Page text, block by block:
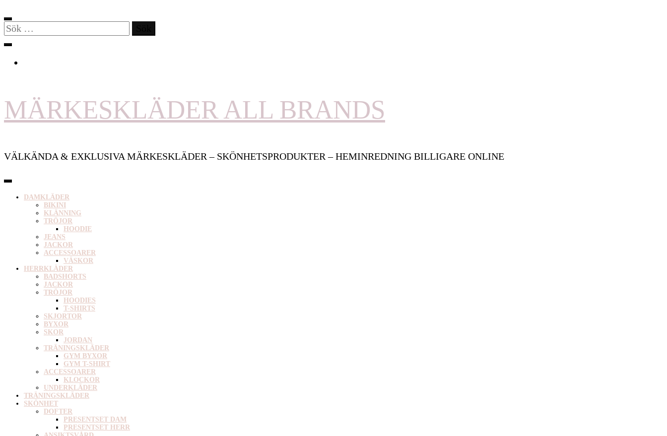
Sök
efter:
MÄRKESKLÄDER ALL BRANDS
VÄLKÄNDA & EXKLUSIVA MÄRKESKLÄDER – SKÖNHETSPRODUKTER – HEMINREDNING BILLIGARE ONLINE
DAMKLÄDER
BIKINI
KLÄNNING
TRÖJOR
HOODIE
JEANS
JACKOR
ACCESSOARER
VÄSKOR
HERRKLÄDER
BADSHORTS
JACKOR
TRÖJOR
HOODIES
T-SHIRTS
SKJORTOR
BYXOR
SKOR
JORDAN
TRÄNINGSKLÄDER
GYM BYXOR
GYM T-SHIRT
ACCESSOARER
KLOCKOR
UNDERKLÄDER
TRÄNINGSKLÄDER
SKÖNHET
DOFTER
PRESENTSET DAM
PRESENTSET HERR